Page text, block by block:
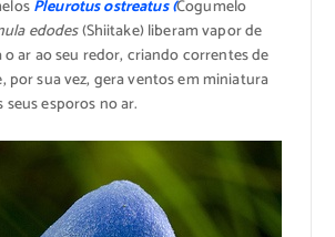
Pleurotus ostreatus (Cogumelo
edodes(Shiitake) liberam vapor de
ar ao seu redor, criando correntes de
por sua vez, gera ventos em miniatura
esporos no ar.